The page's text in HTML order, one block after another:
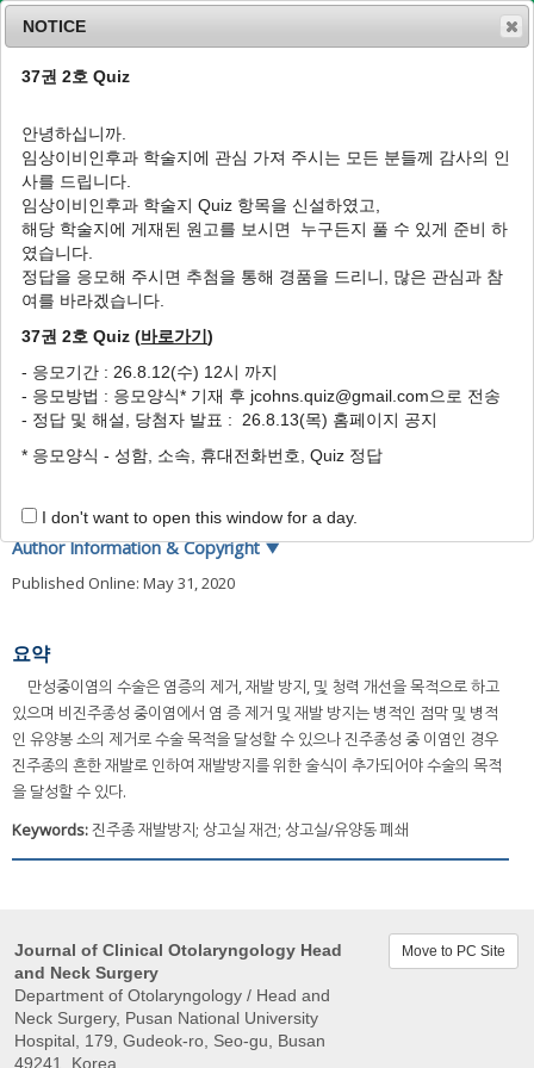
n
v
o
J Clin Otolaryngol Head Neck Surg
13(1 ): 20-29
pISSN: 1225-0244, eISSN: 2713-833X
DOI:https://doi.org/10.35420/jcohns.2002.13.1.20
특집
폐쇄형 유양동삭개술에 의한 재발성 진주종의
방지 방법
이광선1 ,*,안중호 1
Preventive Surgical Measurement for the
Up Mastoidectomy
Author Information & Copyright▼
Published Online: May 31, 2020
요약
만성중이염의 수술은 염증의 제거, 재발 방지, 및 청력 개선을 목적으로 하고
있으며 비진주종성 중이염에서 염 증 제거 및 재발 방지는 병적인 점막 및 병적
인 유양봉 소의 제거로 수술 목적을 달성할 수 있으나 진주종성 중 이염인 경우
진주종의 흔한 재발로 인하여 재발방지를 위한 술식이 추가되어야 수술의 목적
을 달성할 수 있다.
Keywords:진주종 재발방지; 상고실 재건; 상고실/유양동 폐쇄
Journal of Clinical Otolaryngology Head
and Neck Surgery
Department of Otolaryngology / Head and
Neck Surgery, Pusan ​​National University
Hospital, 179, Gudeok-ro, Seo-gu, Busan
49241, Korea
Move to PC Site
NOTICE
37권 2호 Quiz
안녕하십니까.
임상이비인후과 학술지에 관심 가져 주시는 모든 분들께 감사의 인
사를 드립니다.
임상이비인후과 학술지 Quiz 항목을 신설하였고,
해당 학술지에 게재된 원고를 보시면 누구든지 풀 수 있게 준비 하
였습니다.
정답을 응모해 주시면 추첨을 통해 경품을 드리니, 많은 관심과 참
여를 바라겠습니다.
37권 2호 Quiz (바로가기)
- 응모기간 : 26.8.12(수) 12시 까지
- 응모방법 : 응모양식* 기재 후 jcohns.quiz@gmail.com으로 전송
- 정답 및 해설, 당첨자 발표 : 26.8.13(목) 홈페이지 공지
* 응모양식 - 성함, 소속, 휴대전화번호, Quiz 정답
I don't want to open this window for a day.